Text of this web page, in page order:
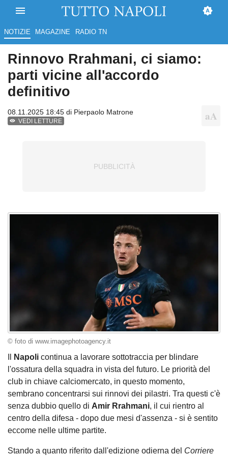
NOTIZIE MAGAZINE RADIO TN
Rinnovo Rrahmani, ci siamo:
parti vicine all'accordo
definitivo
08.11.2025 18:45 di Pierpaolo Matrone
VEDI LETTURE
© foto di www.imagephotoagency.it
Napoli continua a lavorare sottotraccia per blindare
l'ossatura della squadra in vista del futuro. Le priorità del
club in chiave calciomercato, in questo momento,
sembrano concentrarsi sui rinnovi dei pilastri. Tra questi c'è
senza dubbio quello di Amir Rrahmani, il cui rientro al
centro della difesa - dopo due mesi d'assenza - si è sentito
eccome nelle ultime partite.
Stando a quanto riferito dall'edizione odierna del Corriere